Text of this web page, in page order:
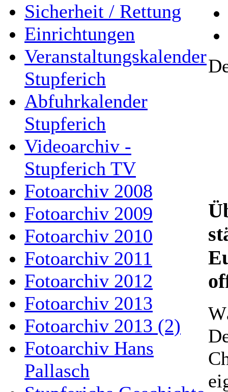
Sicherheit / Rettung
Einrichtungen
Veranstaltungskalender
Stupferich
Abfuhrkalender
Stupferich
Videoarchiv -
Stupferich TV
Fotoarchiv 2008
Fotoarchiv 2009
Fotoarchiv 2010
Fotoarchiv 2011
Fotoarchiv 2012
Fotoarchiv 2013
Fotoarchiv 2013 (2)
Fotoarchiv Hans
Pallasch